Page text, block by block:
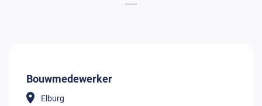
Bouwmedewerker
Elburg